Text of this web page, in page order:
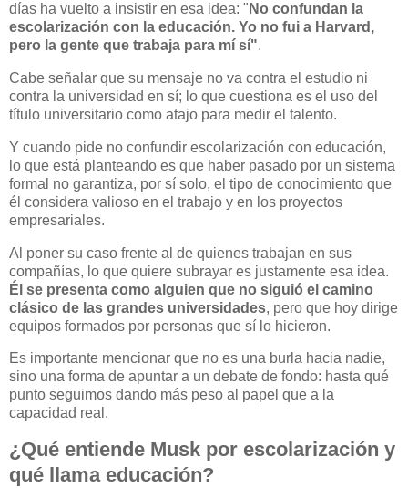
días ha vuelto a insistir en esa idea: " No confundan la
escolarización con la educación. Yo no fui a Harvard,
pero la gente que trabaja para mí sí".
Cabe señalar que su mensaje no va contra el estudio ni
contra la universidad en sí; lo que cuestiona es el uso del
título universitario como atajo para medir el talento.
Y cuando pide no confundir escolarización con educación,
lo que está planteando es que haber pasado por un sistema
formal no garantiza, por sí solo, el tipo de conocimiento que
él considera valioso en el trabajo y en los proyectos
empresariales.
Al poner su caso frente al de quienes trabajan en sus
compañías, lo que quiere subrayar es justamente esa idea.
Él se presenta como alguien que no siguió el camino
clásico de las grandes universidades, pero que hoy dirige
equipos formados por personas que sí lo hicieron.
Es importante mencionar que no es una burla hacia nadie,
sino una forma de apuntar a un debate de fondo: hasta qué
punto seguimos dando más peso al papel que a la
capacidad real.
¿Qué entiende Musk por escolarización y
qué llama educación?